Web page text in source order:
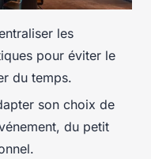
les
pour éviter le
du temps.
son choix de
du petit